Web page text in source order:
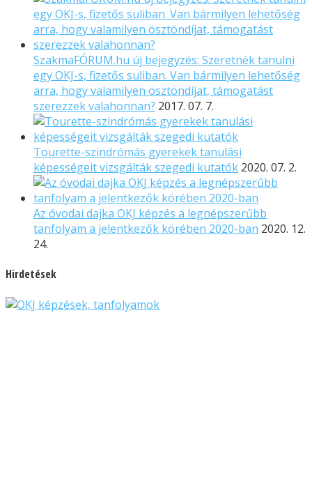
SzakmaFÓRUM.hu új bejegyzés: Szeretnék tanulni
egy OKJ-s, fizetős suliban. Van bármilyen lehetőség
arra, hogy valamilyen ösztöndíjat, támogatást
szerezzek valahonnan? 2017. 07. 7.
Tourette-szindrómás gyerekek tanulási
képességeit vizsgálták szegedi kutatók 2020. 07. 2.
Az óvodai dajka OKJ képzés a legnépszerűbb
tanfolyam a jelentkezők körében 2020-ban 2020. 12.
24.
Hirdetések